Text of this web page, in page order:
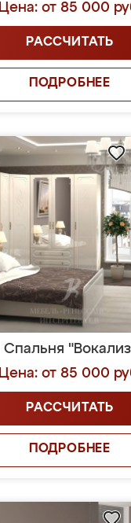
Цена: от 85 000
РАССЧИТАТЬ
ПОДРОБНЕЕ
Спальня
Цена: от 85 000
РАССЧИТАТЬ
ПОДРОБНЕЕ